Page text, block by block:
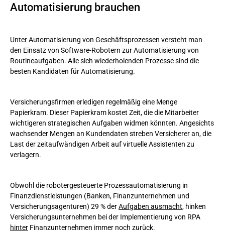
RPA-Anwendungsfälle in der Versicherung
Fazit
Automatisierung brauchen
Unter Automatisierung von Geschäftsprozessen versteht man
den Einsatz von Software-Robotern zur Automatisierung von
Routineaufgaben. Alle sich wiederholenden Prozesse sind die
besten Kandidaten für Automatisierung.
Versicherungsfirmen erledigen regelmäßig eine Menge
Papierkram. Dieser Papierkram kostet Zeit, die die Mitarbeiter
wichtigeren strategischen Aufgaben widmen könnten. Angesichts
wachsender Mengen an Kundendaten streben Versicherer an, die
Last der zeitaufwändigen Arbeit auf virtuelle Assistenten zu
verlagern.
Obwohl die robotergesteuerte Prozessautomatisierung in
Finanzdienstleistungen (Banken, Finanzunternehmen und
Versicherungsagenturen) 29 % derAufgaben ausmacht, hinken
Versicherungsunternehmen bei der Implementierung von RPA
hinter Finanzunternehmen immer noch zurück.